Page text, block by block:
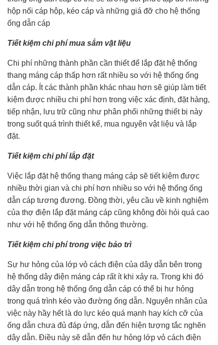
hộp nối cáp hộp, kéo cáp và những giá đỡ cho hệ thống
ống dẫn cáp
Tiết kiệm chi phí mua sắm vật liệu
Chi phí những thành phần cần thiết để lắp đặt hệ thống
thang máng cáp thấp hơn rất nhiều so với hệ thống ống
dẫn cáp. Ít các thành phần khác nhau hơn sẽ giúp làm tiết
kiệm được nhiều chi phí hơn trong việc xác định, đặt hàng,
tiếp nhận, lưu trữ cũng như phân phối những thiết bị này
trong suốt quá trình thiết kế, mua nguyên vật liệu và lắp
đặt.
Tiết kiệm chi phí lắp đặt
Việc lắp đặt hệ thống thang máng cáp sẽ tiết kiệm được
nhiều thời gian và chi phí hơn nhiều so với hệ thống ống
dẫn cáp tương đương. Đồng thời, yêu cầu về kinh nghiệm
của thợ điện lắp đặt máng cáp cũng không đòi hỏi quá cao
như với hệ thống ống dẫn thông thường.
Tiết kiệm chi phí trong việc bảo trì
Sự hư hỏng của lớp vỏ cách điện của dây dẫn bên trong
hệ thống dây điện máng cáp rất ít khi xảy ra. Trong khi đó
dây dẫn trong hệ thống ống dẫn cáp có thể bị hư hỏng
trong quá trình kéo vào đường ống dẫn. Nguyên nhân của
việc này hầy hết là do lực kéo quá mạnh hay kích cỡ của
ống dẫn chưa đủ đáp ứng, dẫn đến hiện tượng tắc nghẽn
dây dẫn. Điều này sẽ dẫn đến hư hỏng lớp vỏ cách điện